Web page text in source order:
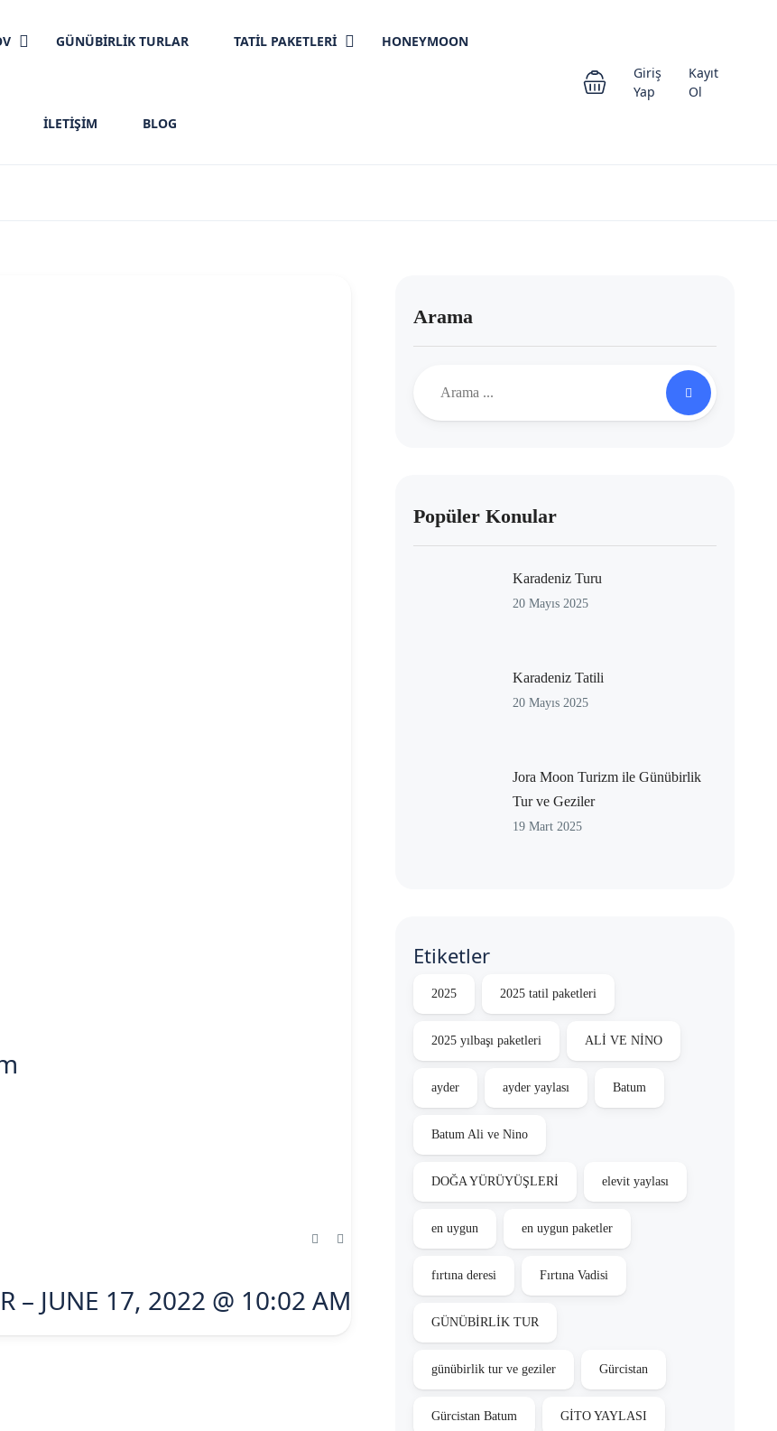
GÜNÜBİRLİK TURLAR TATİL PAKETLERİ HONEYMOON
İLETIŞIM BLOG
Giriş
Yap
Kayıt
Ol
– JUNE 17, 2022 @ 10:02 AM
Arama
Popüler Konular
Karadeniz Turu
20 Mayıs 2025
Karadeniz Tatili
20 Mayıs 2025
Jora Moon Turizm ile Günübirlik
Tur ve Geziler
19 Mart 2025
Etiketler
2025 2025 tatil paketleri
2025 yılbaşı paketleri ALİ VE NİNO
ayder ayder yaylası Batum
Batum Ali ve Nino
DOĞA YÜRÜYÜŞLERİ elevit yaylası
en uygun en uygun paketler
fırtına deresi Fırtına Vadisi
GÜNÜBİRLİK TUR
günübirlik tur ve geziler Gürcistan
Gürcistan Batum GİTO YAYLASI